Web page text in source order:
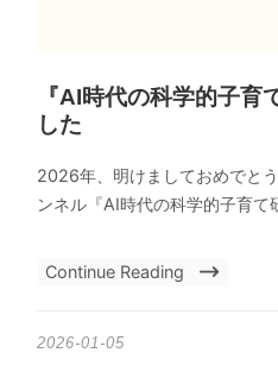
『AI時代の科学的子育
した
2026年、明けましておめでと
ンネル『AI時代の科学的子育て
Continue Reading
2026-01-05